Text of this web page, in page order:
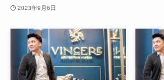
2023年9月6日